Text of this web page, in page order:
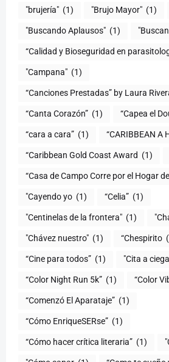
"brujería" (1) "Brujo Mayor" (1)
"Buscando Aplausos" (1)
"Campana" (1)
“Canciones Prestadas” by Laura
“Canta Corazón” (1) “Capea el
“cara a cara” (1) “CARIBBEAN A
(1)
“Casa de Campo Corre por el Hogar
"Cayendo yo (1) (1)
"Centinelas de la frontera" (1)
"Chávez nuestro" (1) “Chespirito
“Cine para todos” (1) "Cita a
“Color Night Run 5k” (1) “Color
“Comenzó El Aparataje” (1)
“Cómo EnriqueSERse” (1)
(1)